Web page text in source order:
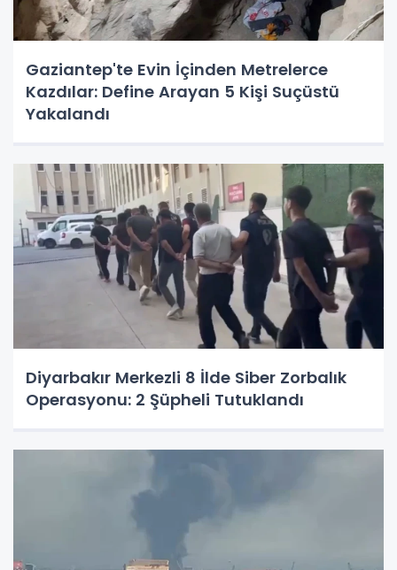
Gaziantep'te Evin İçinden Metrelerce
Kazdılar: Define Arayan 5 Kişi Suçüstü
Yakalandı
Diyarbakır Merkezli 8 İlde Siber Zorbalık
Operasyonu: 2 Şüpheli Tutuklandı